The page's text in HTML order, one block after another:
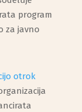
program
za javno
otrok